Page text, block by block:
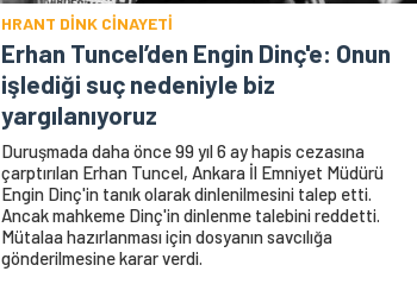
HRANT DİNK CİNAYETİ
Erhan Tuncel’den Engin Dinç'e: Onun
işlediği suç nedeniyle biz
yargılanıyoruz
Duruşmada daha önce 99 yıl 6 ay hapis cezasına
çarptırılan Erhan Tuncel, Ankara İl Emniyet Müdürü
Engin Dinç'in tanık olarak dinlenilmesini talep etti.
Ancak mahkeme Dinç'in dinlenme talebini reddetti.
Mütalaa hazırlanması için dosyanın savcılığa
gönderilmesine karar verdi.